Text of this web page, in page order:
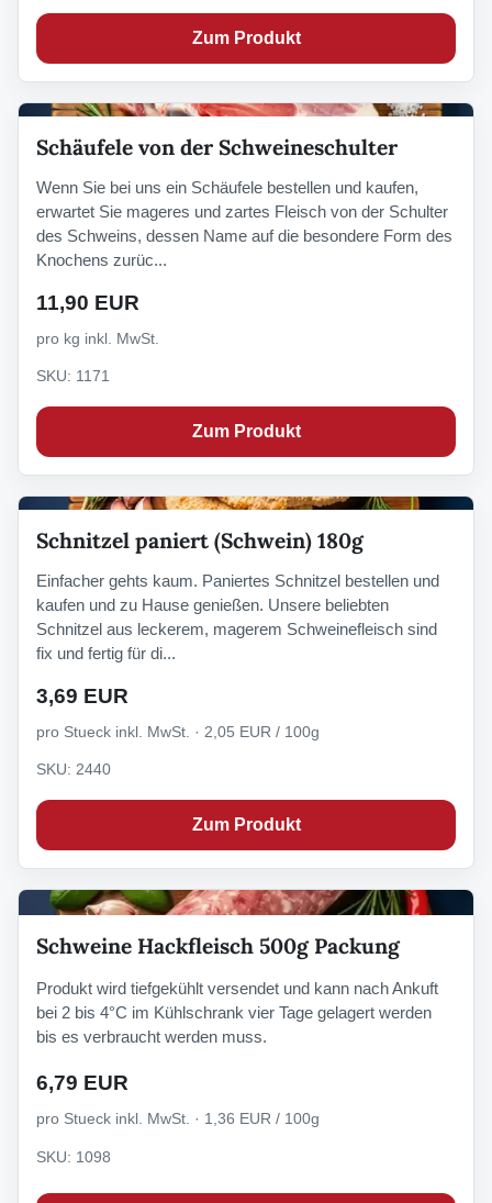
Zum Produkt
Schäufele von der Schweineschulter
Wenn Sie bei uns ein Schäufele bestellen und kaufen,
erwartet Sie mageres und zartes Fleisch von der Schulter
des Schweins, dessen Name auf die besondere Form des
Knochens zurüc...
11,90 EUR
pro kg inkl. MwSt.
SKU: 1171
Zum Produkt
Schnitzel paniert (Schwein) 180g
Einfacher gehts kaum. Paniertes Schnitzel bestellen und
kaufen und zu Hause genießen. Unsere beliebten
Schnitzel aus leckerem, magerem Schweinefleisch sind
fix und fertig für di...
3,69 EUR
pro Stueck inkl. MwSt. · 2,05 EUR / 100g
SKU: 2440
Zum Produkt
Schweine Hackfleisch 500g Packung
Produkt wird tiefgekühlt versendet und kann nach Ankuft
bei 2 bis 4°C im Kühlschrank vier Tage gelagert werden
bis es verbraucht werden muss.
6,79 EUR
pro Stueck inkl. MwSt. · 1,36 EUR / 100g
SKU: 1098